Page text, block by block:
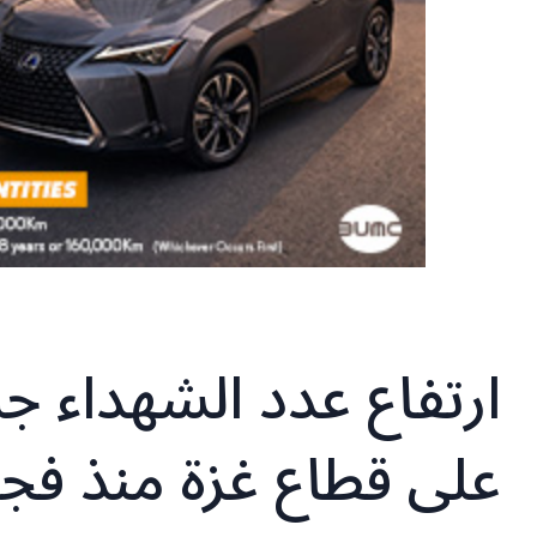
ارتفاع عدد الشهداء
على قطاع غزة منذ فجر